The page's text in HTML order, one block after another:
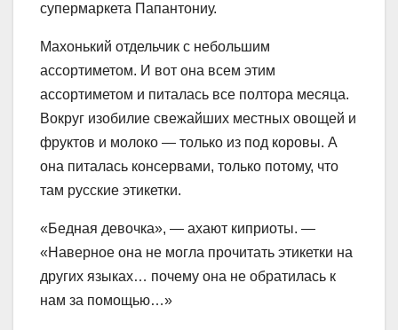
супермаркета Папантониу.
Махонький отдельчик с небольшим
ассортиметом. И вот она всем этим
ассортиметом и питалась все полтора месяца.
Вокруг изобилие свежайших местных овощей и
фруктов и молоко — только из под коровы. А
она питалась консервами, только потому, что
там русские этикетки.
«Бедная девочка», — ахают киприоты. —
«Наверное она не могла прочитать этикетки на
других языках… почему она не обратилась к
нам за помощью…»